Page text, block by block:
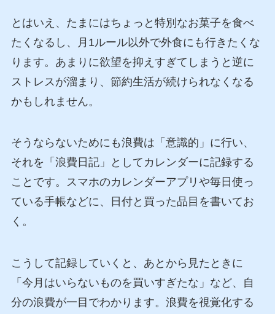
とはいえ、たまにはちょっと特別なお菓子を食べ
たくなるし、月1ルール以外で外食にも行きたくな
ります。あまりに欲望を抑えすぎてしまうと逆に
ストレスが溜まり、節約生活が続けられなくなる
かもしれません。
そうならないためにも浪費は「意識的」に行い、
それを「浪費日記」としてカレンダーに記録する
ことです。スマホのカレンダーアプリや毎日使っ
ている手帳などに、日付と買った品目を書いてお
く。
こうして記録していくと、あとから見たときに
「今月はいらないものを買いすぎたな」など、自
分の浪費が一目でわかります。浪費を視覚化する